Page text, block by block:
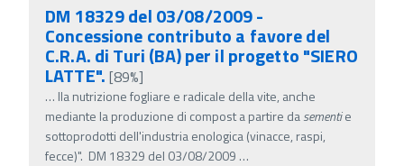
DM 18329 del 03/08/2009 -
Concessione contributo a favore del
C.R.A. di Turi (BA) per il progetto "SIERO
LATTE".[89%]
… lla nutrizione fogliare e radicale della vite, anche
mediante la produzione di compost a partire dasementie
sottoprodotti dell'industria enologica (vinacce, raspi,
fecce)". DM 18329 del 03/08/2009 …